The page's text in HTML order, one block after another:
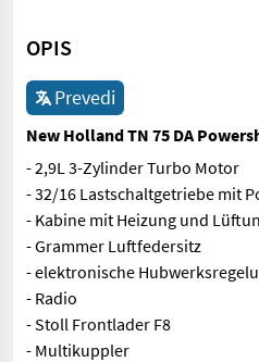
OPIS
Prevedi
New Holland TN 75 DA
- 2,9L 3-Zylinder Turbo Motor
- 32/16 Lastschaltgetriebe mit
- Kabine mit Heizung und
- Grammer Luftfedersitz
- elektronische
- Radio
- Stoll Frontlader F8
- Multikuppler